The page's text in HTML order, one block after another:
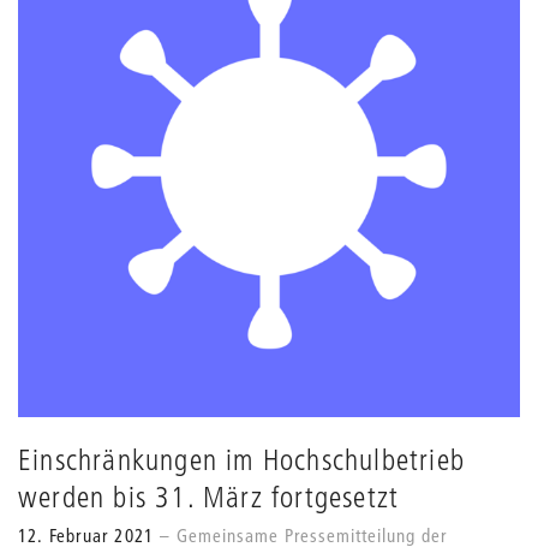
Einschränkungen im Hochschulbetrieb
werden bis 31. März fortgesetzt
12. Februar 2021 Gemeinsame Pressemitteilung der